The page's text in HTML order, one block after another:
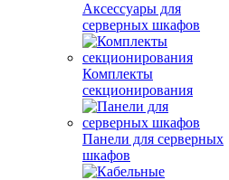
Аксессуары для
серверных шкафов
Комплекты
секционирования
Панели для серверных
шкафов